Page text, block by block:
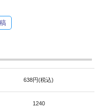
638円(税込)
1240